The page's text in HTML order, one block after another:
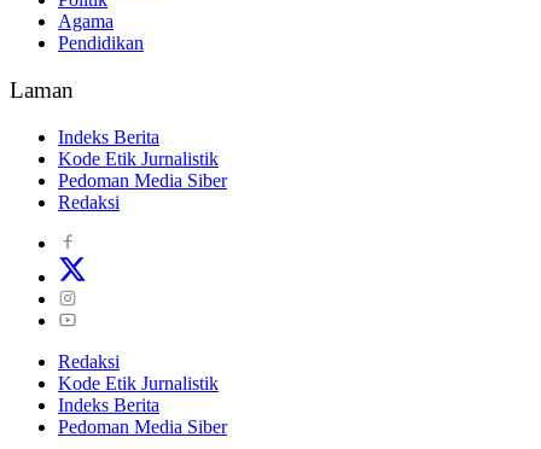
Agama
Pendidikan
Laman
Indeks Berita
Kode Etik Jurnalistik
Pedoman Media Siber
Redaksi
Redaksi
Kode Etik Jurnalistik
Indeks Berita
Pedoman Media Siber